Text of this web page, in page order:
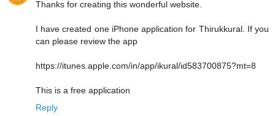
Thanks for creating this wonderful website.
I have created one iPhone application for Thirukkural. If you
can please review the app
https://itunes.apple.com/in/app/ikural/id583700875?mt=8
This is a free application
Reply